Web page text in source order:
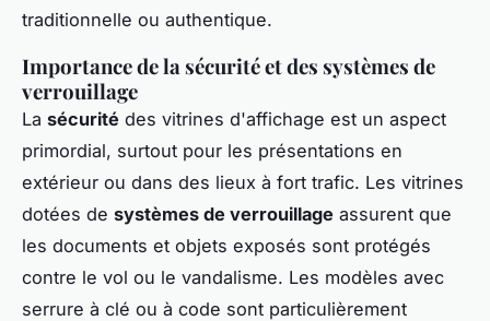
traditionnelle ou authentique.
Importance de la sécurité et des systèmes de
verrouillage
La sécurité des vitrines d'affichage est un aspect
primordial, surtout pour les présentations en
extérieur ou dans des lieux à fort trafic. Les vitrines
dotées de systèmes de verrouillage assurent que
les documents et objets exposés sont protégés
contre le vol ou le vandalisme. Les modèles avec
serrure à clé ou à code sont particulièrement